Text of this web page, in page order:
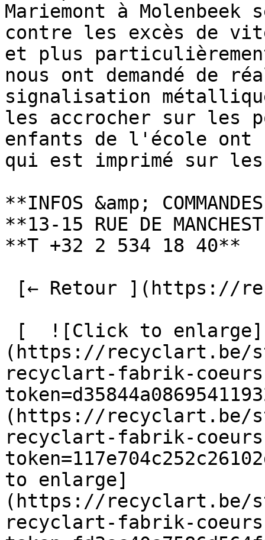
Mariemont à
contre les excès de
et plus
nous ont demandé de
signalisation
les accrocher sur les
enfants de l'école ont
qui est imprimé sur
**INFOS &amp;
**13-15 RUE DE
**T +32 2 534 18 40**
(https://recyclart.be/
recyclart-fabrik-
(https://recyclart.be/
recyclart-fabrik-
to enlarge]
(https://recyclart.be/
recyclart-fabrik-